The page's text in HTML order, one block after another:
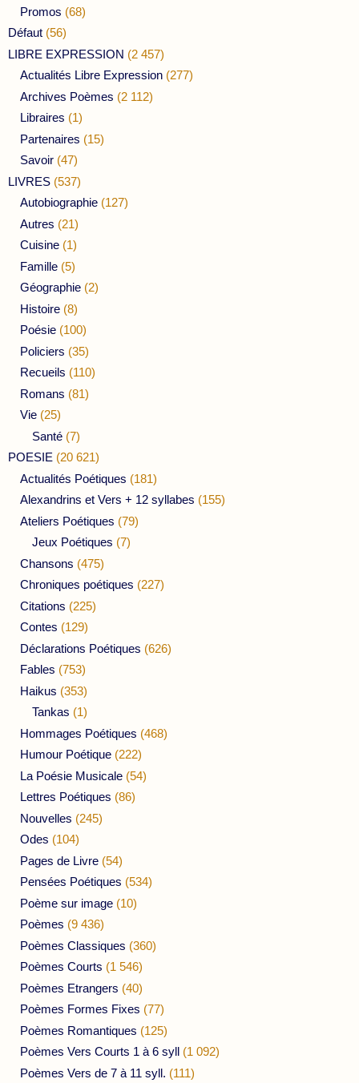
Promos (68)
Défaut (56)
LIBRE EXPRESSION (2 457)
Actualités Libre Expression (277)
Archives Poèmes (2 112)
Libraires (1)
Partenaires (15)
Savoir (47)
LIVRES (537)
Autobiographie (127)
Autres (21)
Cuisine (1)
Famille (5)
Géographie (2)
Histoire (8)
Poésie (100)
Policiers (35)
Recueils (110)
Romans (81)
Vie (25)
Santé (7)
POESIE (20 621)
Actualités Poétiques (181)
Alexandrins et Vers + 12 syllabes (155)
Ateliers Poétiques (79)
Jeux Poétiques (7)
Chansons (475)
Chroniques poétiques (227)
Citations (225)
Contes (129)
Déclarations Poétiques (626)
Fables (753)
Haikus (353)
Tankas (1)
Hommages Poétiques (468)
Humour Poétique (222)
La Poésie Musicale (54)
Lettres Poétiques (86)
Nouvelles (245)
Odes (104)
Pages de Livre (54)
Pensées Poétiques (534)
Poème sur image (10)
Poèmes (9 436)
Poèmes Classiques (360)
Poèmes Courts (1 546)
Poèmes Etrangers (40)
Poèmes Formes Fixes (77)
Poèmes Romantiques (125)
Poèmes Vers Courts 1 à 6 syll (1 092)
Poèmes Vers de 7 à 11 syll. (111)